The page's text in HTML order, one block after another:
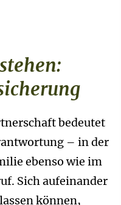
bedeutet
– in der
ebenso wie im
Sich aufeinander
können,